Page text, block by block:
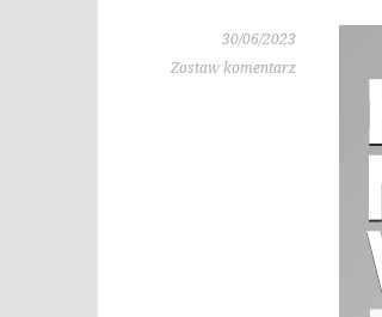
30/06/2023
Zostaw komentarz